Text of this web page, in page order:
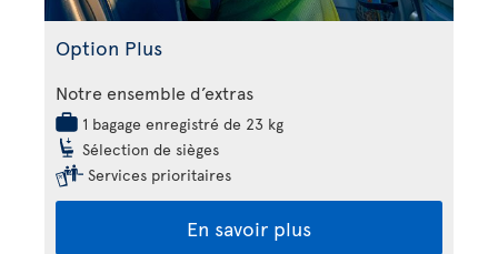
Option Plus
Notre ensemble d’extras
1 bagage enregistré de 23 kg
Sélection de sièges
Services prioritaires
En savoir plus